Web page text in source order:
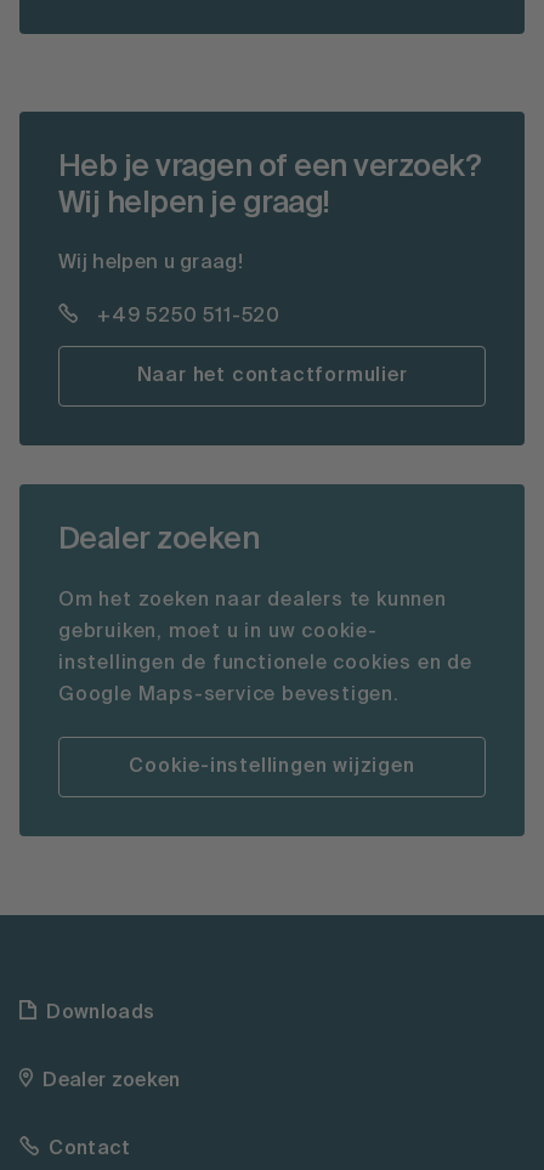
Heb je vragen of een verzoek?
Wij helpen je graag!
Wij helpen u graag!
+49 5250 511-520
Naar het contactformulier
Dealer zoeken
Om het zoeken naar dealers te kunnen
gebruiken, moet u in uw cookie-
instellingen de functionele cookies en de
Google Maps-service bevestigen.
Cookie-instellingen wijzigen
Downloads
Dealer zoeken
Contact